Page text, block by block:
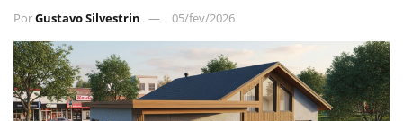
PorGustavo Silvestrin 05/fev/2026